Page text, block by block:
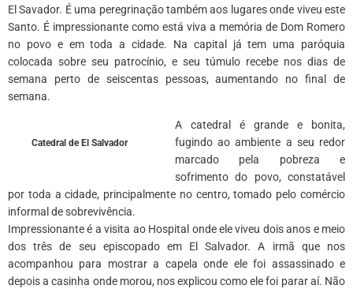
El Savador. É uma peregrinação também aos lugares onde viveu este
Santo. É impressionante como está viva a memória de Dom Romero
no povo e em toda a cidade. Na capital já tem uma paróquia
colocada sobre seu patrocínio, e seu túmulo recebe nos dias de
semana perto de seiscentas pessoas, aumentando no final de
semana.
Catedral de El Salvador
A catedral é grande e bonita,
fugindo ao ambiente a seu redor
marcado pela pobreza e
sofrimento do povo, constatável
por toda a cidade, principalmente no centro, tomado pelo comércio
informal de sobrevivência.
Impressionante é a visita ao Hospital onde ele viveu dois anos e meio
dos três de seu episcopado em El Salvador. A irmã que nos
acompanhou para mostrar a capela onde ele foi assassinado e
depois a casinha onde morou, nos explicou como ele foi parar aí. Não